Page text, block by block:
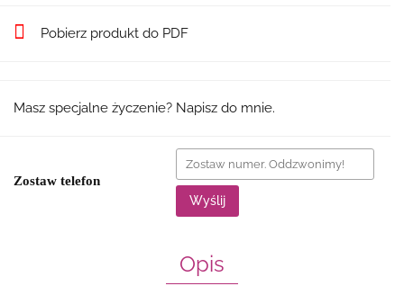
Pobierz produkt do PDF
Masz specjalne życzenie? Napisz do mnie.
Zostaw telefon
Wyślij
Opis